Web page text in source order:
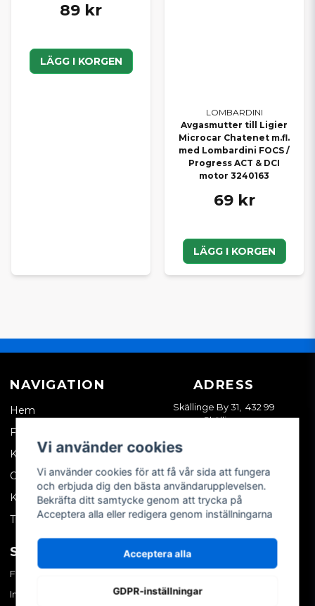
89 kr
LÄGG I KORGEN
LOMBARDINI
Avgasmutter till Ligier
Microcar Chatenet m.fl.
med Lombardini FOCS /
Progress ACT & DCI
motor 3240163
69 kr
LÄGG I KORGEN
NAVIGATION
Hem
Företagskund
Kontakta oss
Om oss
Köpvillkor
Tips & trix
ADRESS
Skällinge By 31, 432 99
Skällinge
SOCIALA MEDIER
Facebook
Instagram
MITT KONTO
Skapa konto
Vi använder cookies
Vi använder cookies för att få vår sida att fungera
och erbjuda dig den bästa användarupplevelsen.
Bekräfta ditt samtycke genom att trycka på
Acceptera alla eller redigera genom inställningarna
Acceptera alla
GDPR-inställningar